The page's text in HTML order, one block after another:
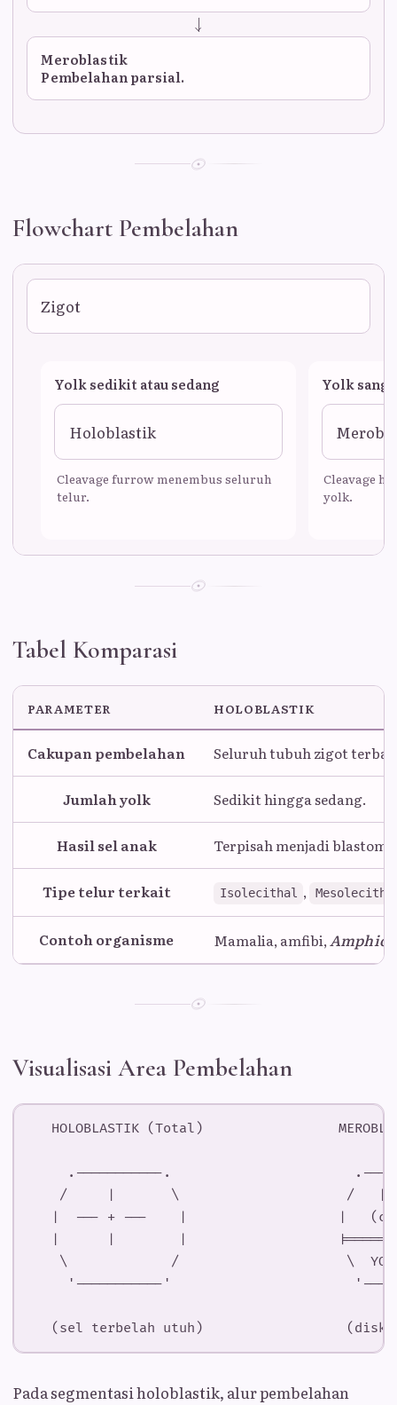
Meroblastik
Pembelahan parsial.
Flowchart Pembelahan
Zigot
Yolk sedikit atau sedang
Holoblastik
Cleavage furrow menembus seluruh
telur.
Yolk
Cleavage
yolk.
Tabel Komparasi
PARAMETER HOLOBLASTIK
Cakupan pembelahan Seluruh tubuh zigot
Jumlah yolk Sedikit hingga sedang.
Hasil sel anak Terpisah menjadi
Tipe telur terkait Isolecithal ,
Contoh organisme Mamalia, amfibi,
Visualisasi Area Pembelahan
Pada segmentasi holoblastik, alur pembelahan